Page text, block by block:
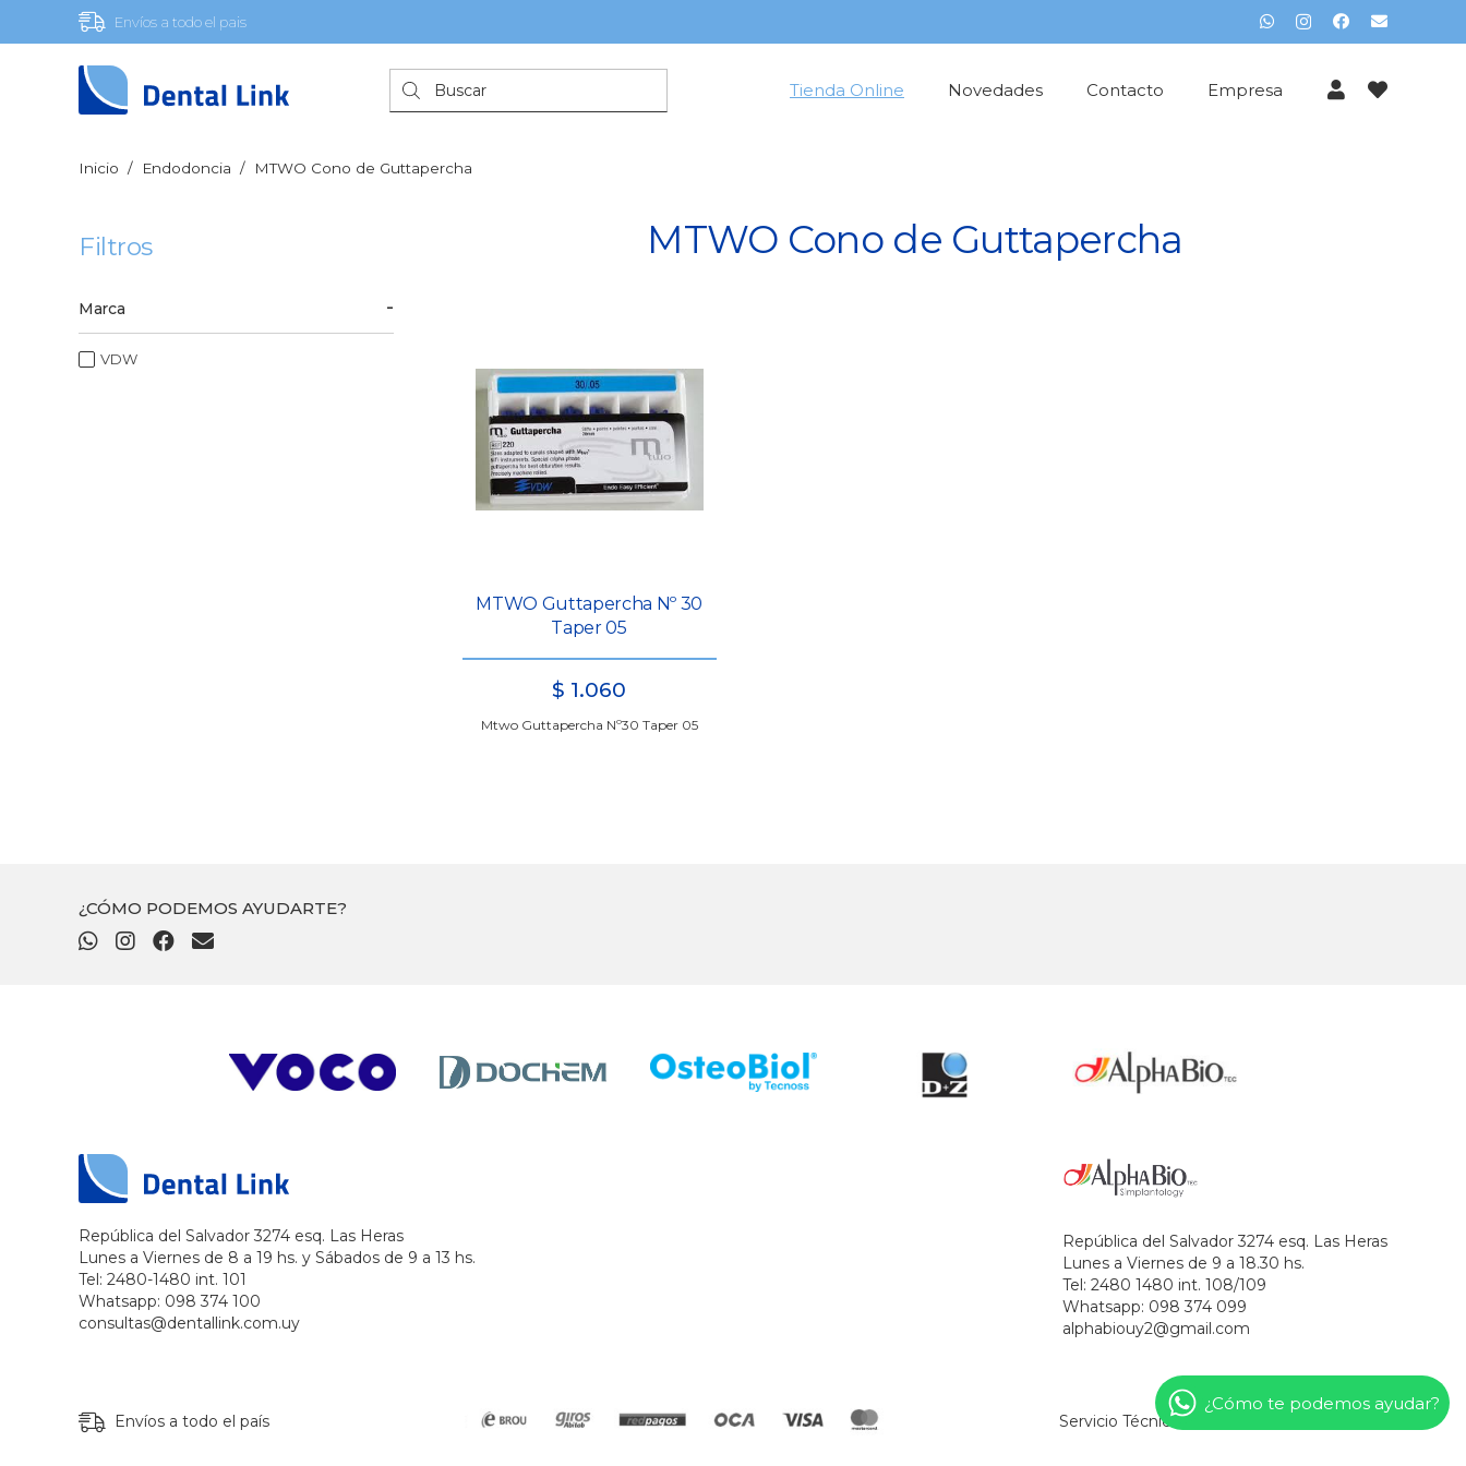
Envíos a todo el pais
Búsqueda
de
productos
Tienda Online Novedades Contacto Empresa
Inicio / Endodoncia / MTWO Cono de Guttapercha
Filtros
Marca
VDW
MTWO Cono de Guttapercha
MTWO Guttapercha Nº 30
Taper 05
$ 1.060
Mtwo Guttapercha Nº30 Taper 05
¿CÓMO PODEMOS AYUDARTE?
República del Salvador 3274 esq. Las Heras
Lunes a Viernes de 8 a 19 hs. y Sábados de 9 a 13 hs.
Tel: 2480-1480 int. 101
Whatsapp: 098 374 100
consultas@dentallink.com.uy
República del Salvador 3274 esq. Las Heras
Lunes a Viernes de 9 a 18.30 hs.
Tel: 2480 1480 int. 108/109
Whatsapp: 098 374 099
alphabiouy2@gmail.com
Envíos a todo el país Servicio Técnico
¿Cómo te podemos ayudar?